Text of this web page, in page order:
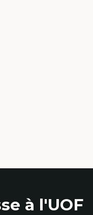
à l'UOF